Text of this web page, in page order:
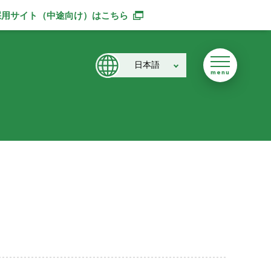
サイト（中途向け） はこちら
別ウィンドウで開きます
日本語